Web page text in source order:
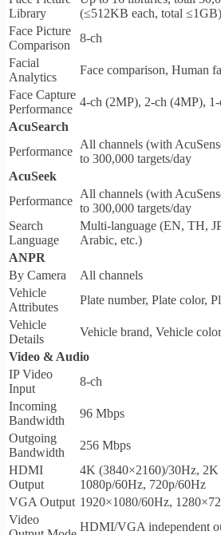
Library
(≤512KB each, total ≤1GB)
Face Picture
Comparison
8-ch
Facial
Analytics
Face comparison, Human
Face Capture
Performance
4-ch (2MP), 2-ch (4MP),
AcuSearch
Performance
All channels (with
to 300,000 targets/day
AcuSeek
Performance
All channels (with
to 300,000 targets/day
Search
Language
Multi-language (EN, TH,
Arabic, etc.)
ANPR
By Camera
All channels
Vehicle
Attributes
Plate number, Plate color,
Vehicle
Details
Vehicle brand, Vehicle
Video & Audio
IP Video
Input
8-ch
Incoming
Bandwidth
96 Mbps
Outgoing
Bandwidth
256 Mbps
HDMI
Output
4K (3840×2160)/30Hz,
1080p/60Hz, 720p/60Hz
VGA Output 1920×1080/60Hz,
Video
HDMI/VGA independent